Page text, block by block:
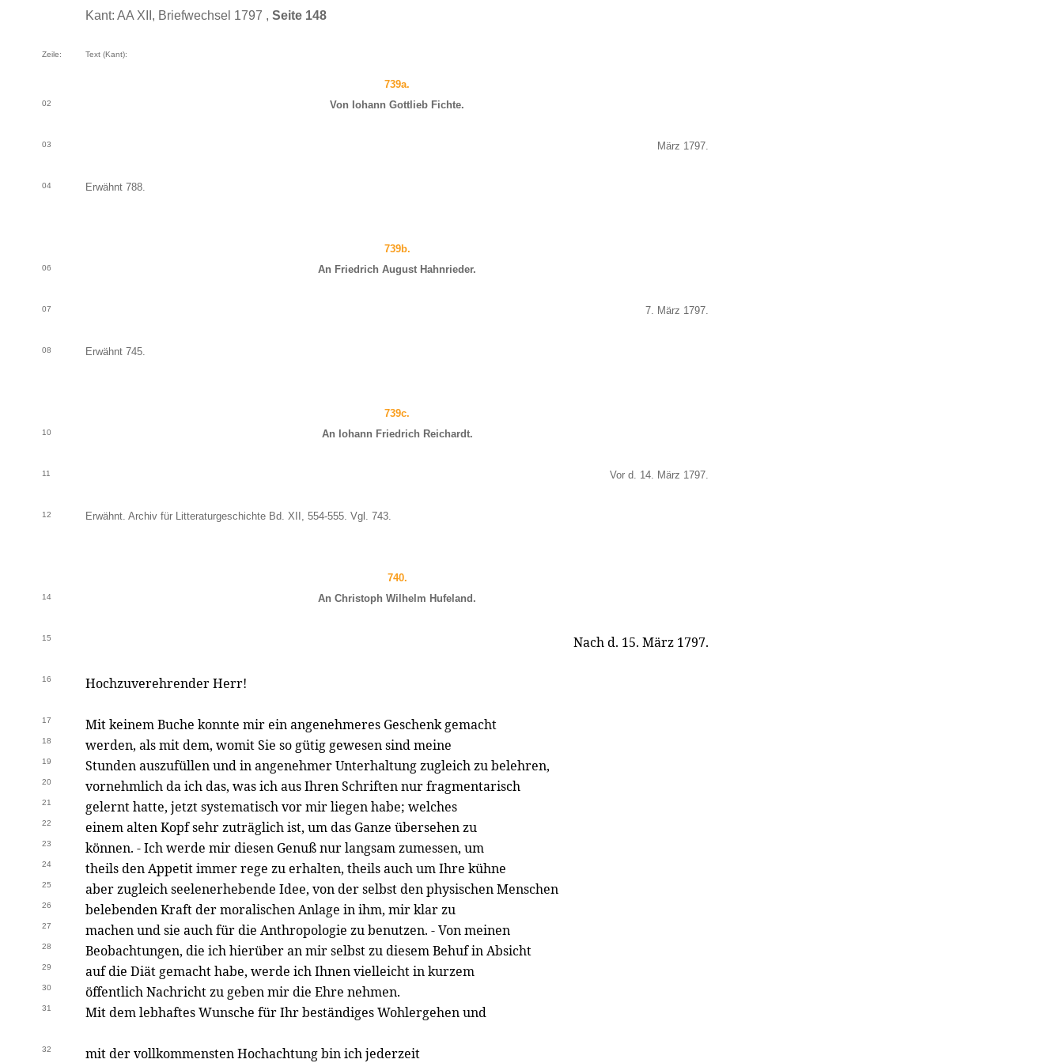
Kant: AA XII, Briefwechsel 1797 , Seite 148
Zeile: Text (Kant):
739a.
02 Von Iohann Gottlieb Fichte.
03 März 1797.
04 Erwähnt 788.
739b.
06 An Friedrich August Hahnrieder.
07 7. März 1797.
08 Erwähnt 745.
739c.
10 An Iohann Friedrich Reichardt.
11 Vor d. 14. März 1797.
12 Erwähnt. Archiv für Litteraturgeschichte Bd. XII, 554-555. Vgl. 743.
740.
14 An Christoph Wilhelm Hufeland.
15 Nach d. 15. März 1797.
16 Hochzuverehrender Herr!
17 Mit keinem Buche konnte mir ein angenehmeres Geschenk gemacht
18 werden, als mit dem, womit Sie so gütig gewesen sind meine
19 Stunden auszufüllen und in angenehmer Unterhaltung zugleich zu belehren,
20 vornehmlich da ich das, was ich aus Ihren Schriften nur fragmentarisch
21 gelernt hatte, jetzt systematisch vor mir liegen habe; welches
22 einem alten Kopf sehr zuträglich ist, um das Ganze übersehen zu
23 können. - Ich werde mir diesen Genuß nur langsam zumessen, um
24 theils den Appetit immer rege zu erhalten, theils auch um Ihre kühne
25 aber zugleich seelenerhebende Idee, von der selbst den physischen Menschen
26 belebenden Kraft der moralischen Anlage in ihm, mir klar zu
27 machen und sie auch für die Anthropologie zu benutzen. - Von meinen
28 Beobachtungen, die ich hierüber an mir selbst zu diesem Behuf in Absicht
29 auf die Diät gemacht habe, werde ich Ihnen vielleicht in kurzem
30 öffentlich Nachricht zu geben mir die Ehre nehmen.
31 Mit dem lebhaftes Wunsche für Ihr beständiges Wohlergehen und
32 mit der vollkommensten Hochachtung bin ich jederzeit